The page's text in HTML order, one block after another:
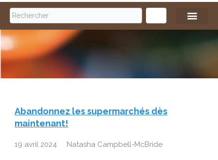
S
e
a
c
Abandonnez les supermarchés dès
maintenant!
19 avril 2024 Natasha Campbell-McBride